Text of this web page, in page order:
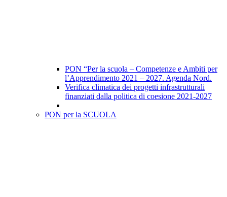
PON “Per la scuola – Competenze e Ambiti per
l’Apprendimento 2021 – 2027. Agenda Nord.
Verifica climatica dei progetti infrastrutturali
finanziati dalla politica di coesione 2021-2027
PON per la SCUOLA